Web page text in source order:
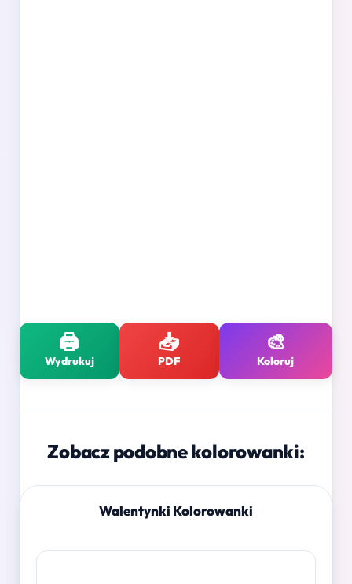
🖨️
Wydrukuj
📥
PDF
🎨
Koloruj
Zobacz podobne kolorowanki:
Walentynki Kolorowanki